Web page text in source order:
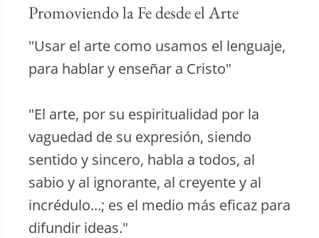
Promoviendo la Fe desde el Arte
"Usar el arte como usamos el lenguaje,
para hablar y enseñar a Cristo"
"El arte, por su espiritualidad por la
vaguedad de su expresión, siendo
sentido y sincero, habla a todos, al
sabio y al ignorante, al creyente y al
incrédulo...; es el medio más eficaz para
difundir ideas."